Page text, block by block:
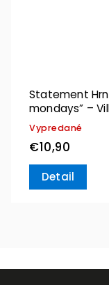
Statement
mondays” –
Vypredané
€10,90
Detail